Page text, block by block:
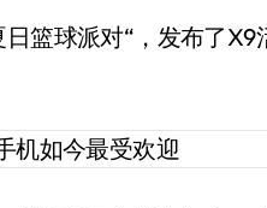
篮球派对“，发布了